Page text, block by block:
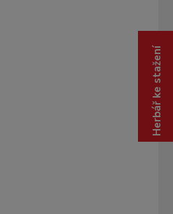
Herbář ke stažení